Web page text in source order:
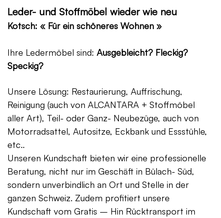
Leder- und Stoffmöbel wieder wie neu
Kotsch: « Für ein schöneres Wohnen »
Ihre Ledermöbel sind: Ausgebleicht? Fleckig?
Speckig?
Unsere Lösung: Restaurierung, Auffrischung,
Reinigung (auch von ALCANTARA + Stoffmöbel
aller Art), Teil- oder Ganz- Neubezüge, auch von
Motorradsattel, Autositze, Eckbank und Essstühle,
etc..
Unseren Kundschaft bieten wir eine professionelle
Beratung, nicht nur im Geschäft in Bülach- Süd,
sondern unverbindlich an Ort und Stelle in der
ganzen Schweiz. Zudem profitiert unsere
Kundschaft vom Gratis – Hin Rücktransport im